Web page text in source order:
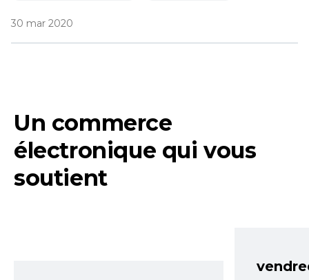
30 mar 2020
Un commerce
électronique qui vous
soutient